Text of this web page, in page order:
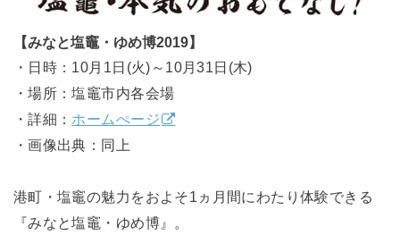
【みなと塩竈・ゆめ博2019】
・日時：10月1日(火)～10月31日(木)
・場所：塩竈市内各会場
・詳細： ホームぺージ
・画像出典：同上
港町・塩竈の魅力をおよそ1ヵ月間にわたり体験できる
『みなと塩竈・ゆめ博』。